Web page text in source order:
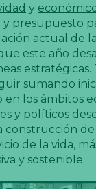
y
y presupuesto
actual de
este año
estratégicas.
sumando
los ámbitos
y políticos
construcción
de la vida,
y sostenible.